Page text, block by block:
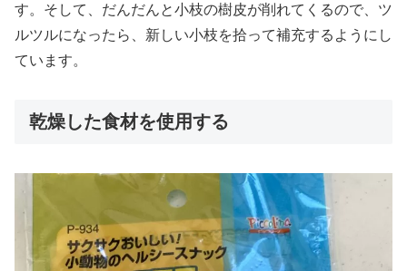
す。そして、だんだんと小枝の樹皮が削れてくるので、ツ
ルツルになったら、新しい小枝を拾って補充するようにし
ています。
乾燥した食材を使用する